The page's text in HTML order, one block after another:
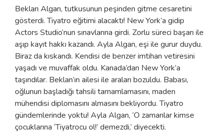
Beklan Algan, tutkusunun peşinden gitme cesaretini
gösterdi. Tiyatro eğitimi alacaktı! New York’a gidip
Actors Studio’nun sınavlarına girdi. Zorlu süreci başarı ile
aşıp kayıt hakkı kazandı. Ayla Algan, eşi ile gurur duydu.
Biraz da kıskandı. Kendisi de benzer imtihan vetiresini
yaşadı ve muvaffak oldu. Kanada’dan New York’a
taşındılar. Beklan’ın ailesi ile araları bozuldu. Babası,
oğlunun başladığı tahsili tamamlamasını, maden
mühendisi diplomasını almasını bekliyordu. Tiyatro
gündemlerinde yoktu! Ayla Algan, ‘O zamanlar kimse
çocuklarına ‘Tiyatrocu ol!’ demezdi,’ diyecekti.